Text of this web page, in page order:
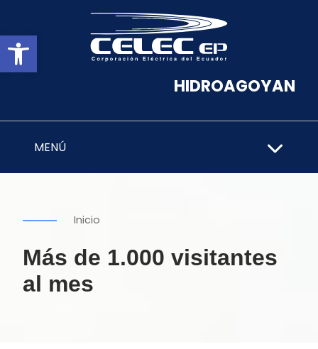
Abrir barra de herramientas
HIDROAGOYAN
MENÚ
Inicio
Más de 1.000 visitantes
al mes